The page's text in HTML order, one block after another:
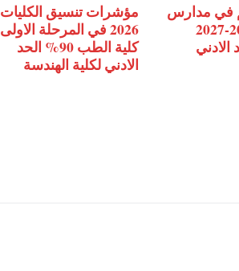
في مدارس
المتفوقين 2026-2027
مؤشرات تنسيق الكليات
2026 في المرحلة الاولى
كلية الطب 90% الحد
الادني لكلية الهندسة